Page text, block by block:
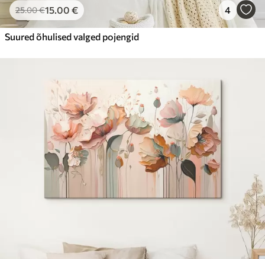
25.00€15.00 € 4
Suured õhulised valged pojengid